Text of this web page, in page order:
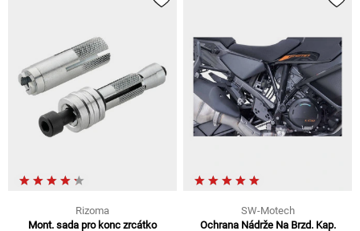
Rizoma
Mont. sada pro konc zrcátko
SW-Motech
Ochrana Nádrže Na Brzd. Kap.